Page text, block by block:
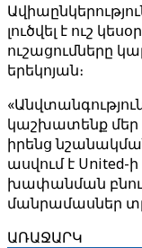
լուծվել է ուշ
ուշացումները
երեկոյան։
կաշխատենք մեր
իրենց
ասվում է
խափանման
մանրամասներ
ԱՌԱՋԱՐԿ